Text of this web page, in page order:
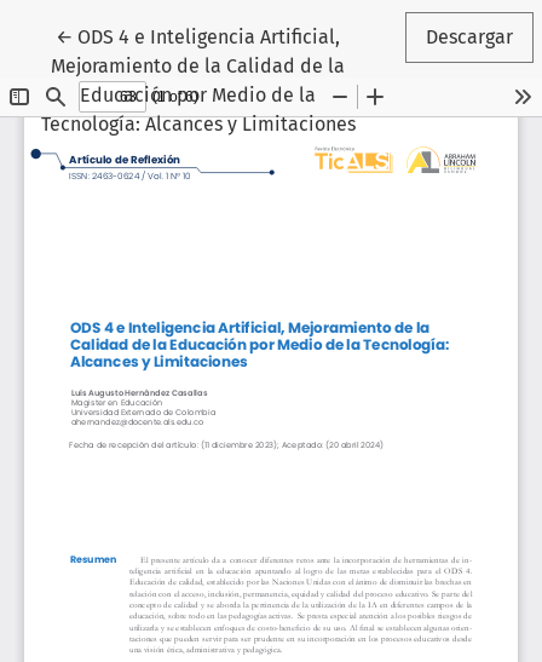
← Volver a los detalles del artículo
ODS 4 e Inteligencia Artificial,
Mejoramiento de la Calidad de la
Educación por Medio de la
Tecnología: Alcances y Limitaciones
Descargar